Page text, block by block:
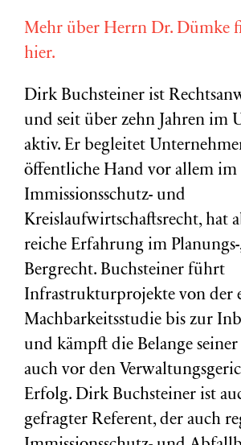
Mehr über Herrn Dr. Dümke
hier.
Dirk Buchsteiner ist
und seit über zehn Jahren im
aktiv. Er begleitet
öffentliche Hand vor allem im
Immissionsschutz- und
Kreislaufwirtschaftsrecht, hat
reiche Erfahrung im Planungs-
Bergrecht. Buchsteiner führt
Infrastrukturprojekte von der
Machbarkeitsstudie bis zur
und kämpft die Belange
auch vor den
Erfolg. Dirk Buchsteiner ist
gefragter Referent, der auch